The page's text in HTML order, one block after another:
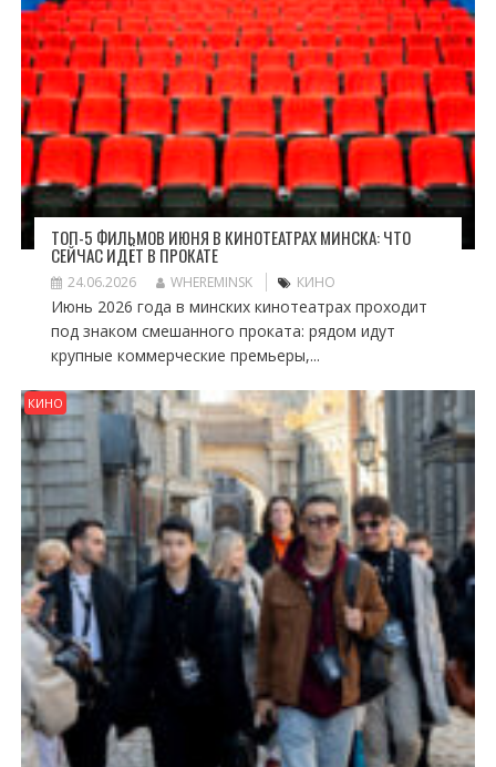
ТОП-5 ФИЛЬМОВ ИЮНЯ В КИНОТЕАТРАХ МИНСКА: ЧТО
СЕЙЧАС ИДЁТ В ПРОКАТЕ
24.06.2026 WHEREMINSK КИНО
Июнь 2026 года в минских кинотеатрах проходит
под знаком смешанного проката: рядом идут
крупные коммерческие премьеры,...
КИНО